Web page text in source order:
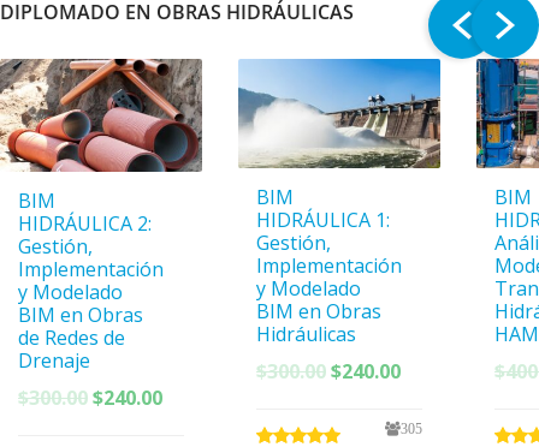
DIPLOMADO EN OBRAS HIDRÁULICAS
BIM
HIDRÁULICA 2:
Gestión,
Implementación
y Modelado
BIM en Obras
de Redes de
Drenaje
$300.00El
$240.00El
BIM
HIDRÁULICA 1:
Gestión,
Implementación
y Modelado
BIM en Obras
Hidráulicas
$300.00El
original
$240.00El
actual
305
BIM
$